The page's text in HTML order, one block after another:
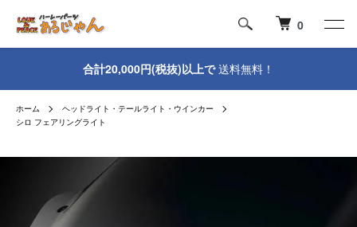
0
合計20,000円(税抜)以上で送料無料！
ホーム
ヘッドライト・テールライト・ウインカー
シロ フェアリングライト